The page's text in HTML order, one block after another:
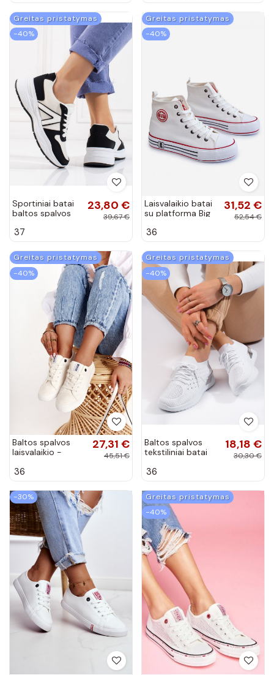
Greitas pristatymas
−40%
Sportiniai batai
baltos spalvos
23,80 €
39,67 €
37
Greitas pristatymas
−40%
Laisvalaikio batai
su platforma Big
spalvos
31,52 €
52,54 €
36
Greitas pristatymas
−40%
Baltos spalvos
laisvalaikio -
Star
27,31 €
45,51 €
36
Greitas pristatymas
−40%
Baltos spalvos
tekstiliniai batai
18,18 €
30,30 €
36
−30%
Greitas pristatymas
−40%